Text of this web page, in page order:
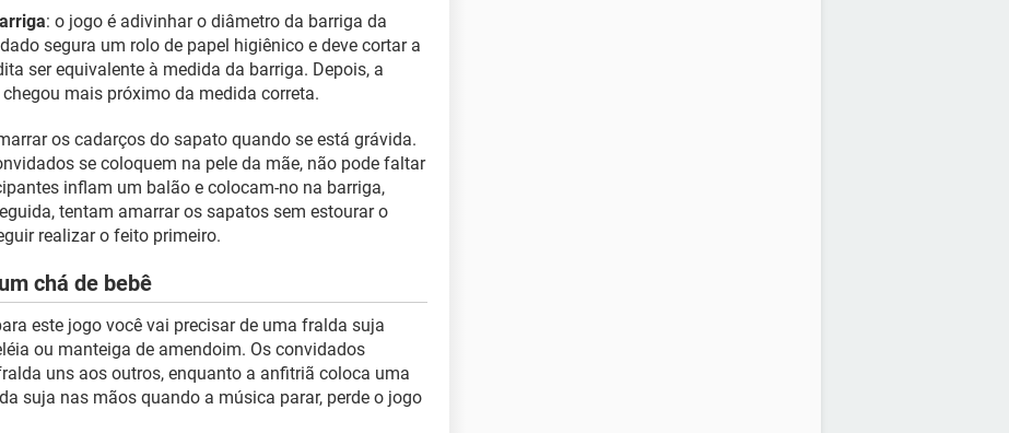
: o jogo é adivinhar o diâmetro da barriga da
segura um rolo de papel higiênico e deve cortar a
ser equivalente à medida da barriga. Depois, a
mais próximo da medida correta.
os cadarços do sapato quando se está grávida.
se coloquem na pele da mãe, não pode faltar
inflam um balão e colocam-no na barriga,
tentam amarrar os sapatos sem estourar o
realizar o feito primeiro.
chá de bebê
este jogo você vai precisar de uma fralda suja
ou manteiga de amendoim. Os convidados
uns aos outros, enquanto a anfitriã coloca uma
suja nas mãos quando a música parar, perde o jogo